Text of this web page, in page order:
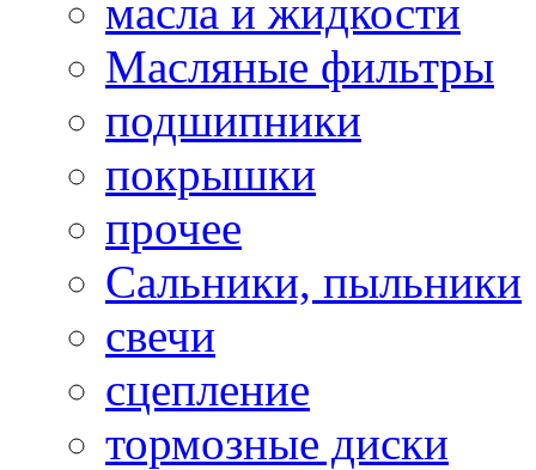
масла и жидкости
Масляные фильтры
подшипники
покрышки
прочее
Сальники, пыльники
свечи
сцепление
тормозные диски